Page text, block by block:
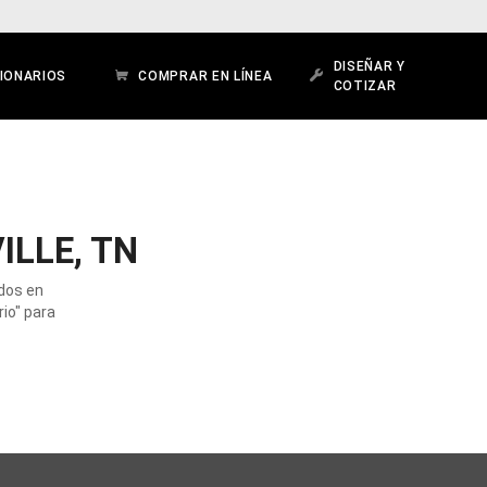
COMPRAR EN LÍNEA
DISEÑAR Y
COTIZAR
TN
en
para